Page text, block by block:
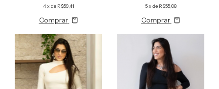
4x de R$59,41
Comprar
5x de R$55,08
Comprar